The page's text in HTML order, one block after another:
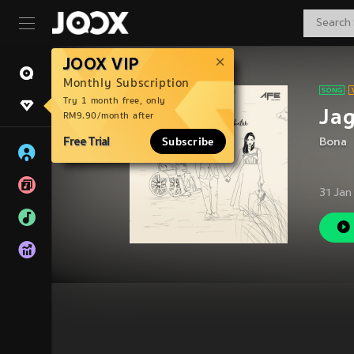
JOOX VIP
Monthly Subscription
Try 1 month free, only
RM9.90/month after
Free Trial Subscribe Bona
31